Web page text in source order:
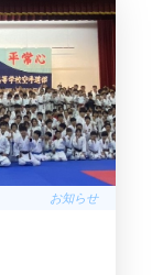
お知らせ